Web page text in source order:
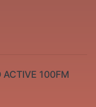
100FM